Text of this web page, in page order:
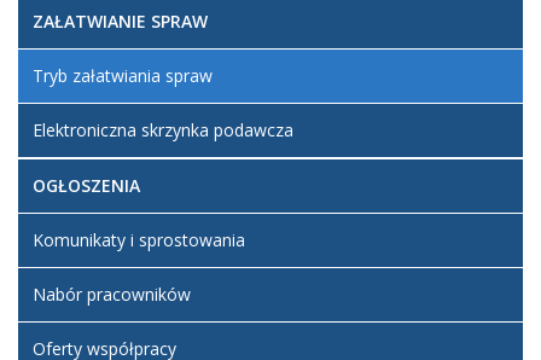
ZAŁATWIANIE SPRAW
Tryb załatwiania spraw
Elektroniczna skrzynka podawcza
OGŁOSZENIA
Komunikaty i sprostowania
Nabór pracowników
Oferty współpracy